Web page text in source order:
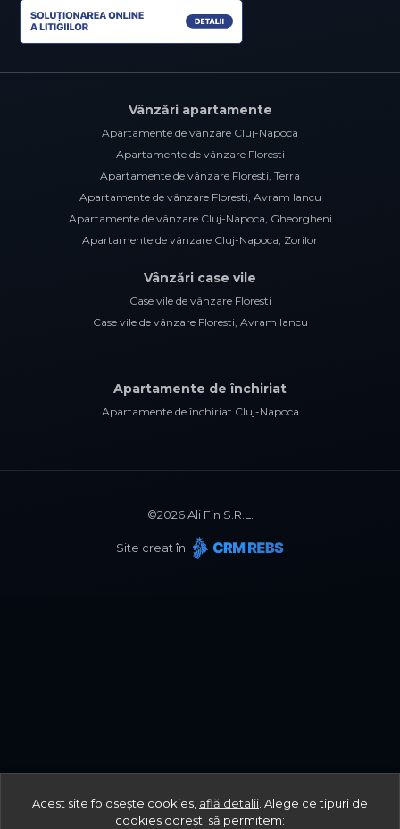
Vânzări apartamente
Apartamente de vânzare Cluj-Napoca
Apartamente de vânzare Floresti
Apartamente de vânzare Floresti, Terra
Apartamente de vânzare Floresti, Avram Iancu
Apartamente de vânzare Cluj-Napoca, Gheorgheni
Apartamente de vânzare Cluj-Napoca, Zorilor
Vânzări case vile
Case vile de vânzare Floresti
Case vile de vânzare Floresti, Avram Iancu
Apartamente de închiriat
Apartamente de închiriat Cluj-Napoca
©2026Ali Fin S.R.L.
Site creat în
Acest site folosește cookies, află detalii Alege ce tipuri de
cookies dorești să permitem: